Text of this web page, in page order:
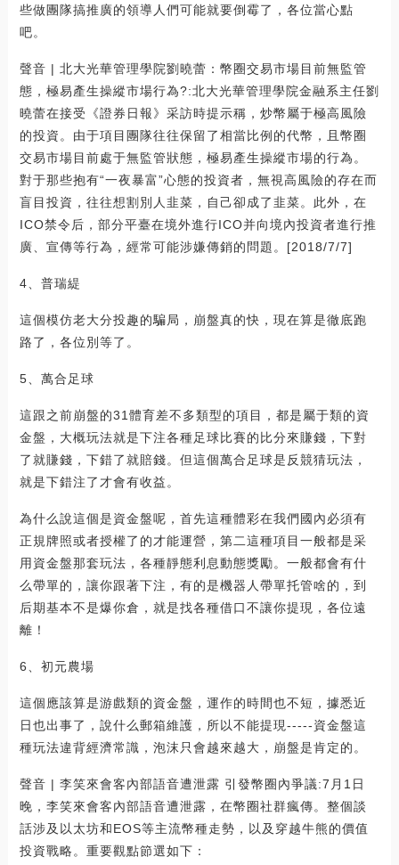
些做團隊搞推廣的領導人們可能就要倒霉了，各位當心點
吧。
聲音 | 北大光華管理學院劉曉蕾：幣圈交易市場目前無監管
態，極易產生操縱市場行為?:北大光華管理學院金融系主任劉
曉蕾在接受《證券日報》采訪時提示稱，炒幣屬于極高風險
的投資。由于項目團隊往往保留了相當比例的代幣，且幣圈
交易市場目前處于無監管狀態，極易產生操縱市場的行為。
對于那些抱有“一夜暴富”心態的投資者，無視高風險的存在而
盲目投資，往往想割別人韭菜，自己卻成了韭菜。此外，在
ICO禁令后，部分平臺在境外進行ICO并向境內投資者進行推
廣、宣傳等行為，經常可能涉嫌傳銷的問題。[2018/7/7]
4、普瑞緹
這個模仿老大分投趣的騙局，崩盤真的快，現在算是徹底跑
路了，各位別等了。
5、萬合足球
這跟之前崩盤的31體育差不多類型的項目，都是屬于類的資
金盤，大概玩法就是下注各種足球比賽的比分來賺錢，下對
了就賺錢，下錯了就賠錢。但這個萬合足球是反競猜玩法，
就是下錯注了才會有收益。
為什么說這個是資金盤呢，首先這種體彩在我們國內必須有
正規牌照或者授權了的才能運營，第二這種項目一般都是采
用資金盤那套玩法，各種靜態利息動態獎勵。一般都會有什
么帶單的，讓你跟著下注，有的是機器人帶單托管啥的，到
后期基本不是爆你倉，就是找各種借口不讓你提現，各位遠
離！
6、初元農場
這個應該算是游戲類的資金盤，運作的時間也不短，據悉近
日也出事了，說什么郵箱維護，所以不能提現-----資金盤這
種玩法違背經濟常識，泡沫只會越來越大，崩盤是肯定的。
聲音 | 李笑來會客內部語音遭泄露 引發幣圈內爭議:7月1日
晚，李笑來會客內部語音遭泄露，在幣圈社群瘋傳。整個談
話涉及以太坊和EOS等主流幣種走勢，以及穿越牛熊的價值
投資戰略。重要觀點節選如下：